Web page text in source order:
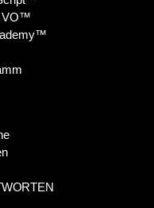
VO™